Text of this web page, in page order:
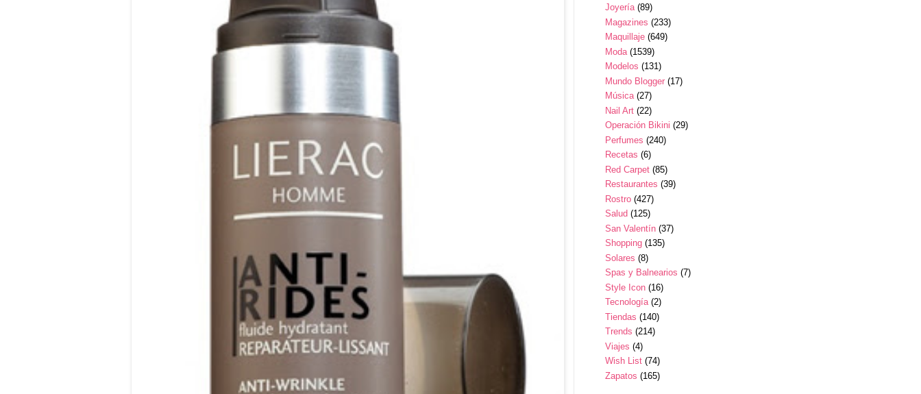
Joyería (89)
Magazines (233)
Maquillaje (649)
Moda (1539)
Modelos (131)
Mundo Blogger (17)
Música (27)
Nail Art (22)
Operación Bikini (29)
Perfumes (240)
Recetas (6)
Red Carpet (85)
Restaurantes (39)
Rostro (427)
Salud (125)
San Valentín (37)
Shopping (135)
Solares (8)
Spas y Balnearios (7)
Style Icon (16)
Tecnología (2)
Tiendas (140)
Trends (214)
Viajes (4)
Wish List (74)
Zapatos (165)